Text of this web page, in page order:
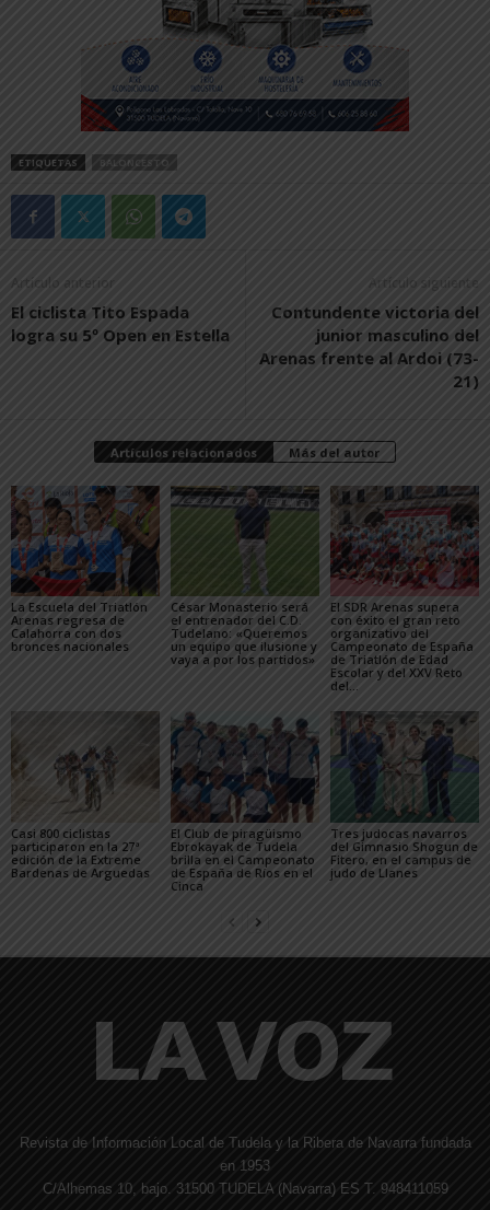
ETIQUETAS BALONCESTO
Artículo anterior
El ciclista Tito Espada
logra su 5º Open en Estella
Artículo siguiente
Contundente victoria del
junior masculino del
Arenas frente al Ardoi (73-
21)
Artículos relacionados Más del autor
La Escuela del Triatlón
Arenas regresa de
Calahorra con dos
bronces nacionales
César Monasterio será
el entrenador del C.D.
Tudelano: «Queremos
un equipo que ilusione y
vaya a por los partidos»
El SDR Arenas supera
con éxito el gran reto
organizativo del
Campeonato de España
de Triatlón de Edad
Escolar y del XXV Reto
del...
Casi 800 ciclistas
participaron en la 27ª
edición de la Extreme
Bardenas de Arguedas
El Club de piragüismo
Ebrokayak de Tudela
brilla en el Campeonato
de España de Ríos en el
Cinca
Tres judocas navarros
del Gimnasio Shogun de
Fitero, en el campus de
judo de Llanes
Revista de Información Local de Tudela y la Ribera de Navarra fundada
en 1953
C/Alhemas 10, bajo. 31500 TUDELA (Navarra) ES T. 948411059